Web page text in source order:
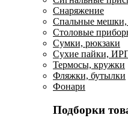
Снаряжение
Спальные
Столовые
Сумки, рюкзаки
Сухие пайки,
Термосы, кружки
Фляжки, бутылки
Фонари
Подборки